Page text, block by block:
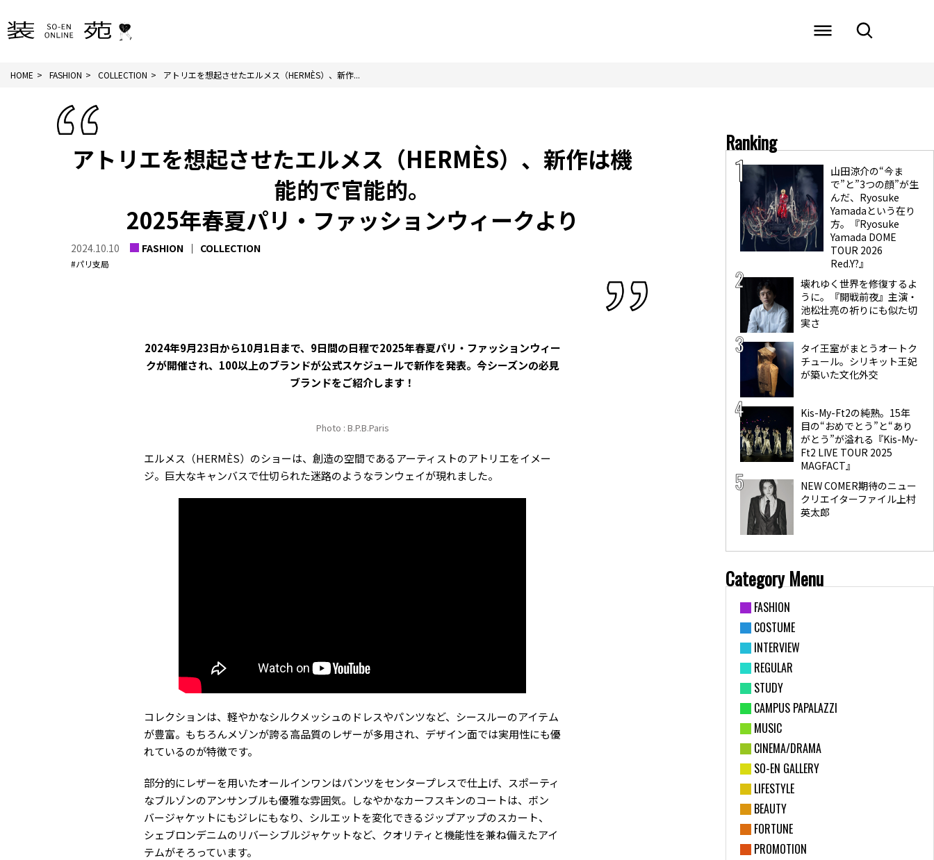
HOME FASHION COLLECTION アトリエを想起させたエルメス（HERMÈS）、新作...
アトリエを想起させたエルメス（HERMÈS）、新作は機
能的で官能的。
2025年春夏パリ・ファッションウィークより
2024.10.10 FASHION COLLECTION
#パリ支局
2024年9月23日から10月1日まで、9日間の日程で2025年春夏パリ・ファッションウィー
クが開催され、100以上のブランドが公式スケジュールで新作を発表。今シーズンの必見
ブランドをご紹介します！
Photo : B.P.B.Paris
エルメス（HERMÈS）のショーは、創造の空間であるアーティストのアトリエをイメー
ジ。巨大なキャンバスで仕切られた迷路のようなランウェイが現れました。
コレクションは、軽やかなシルクメッシュのドレスやパンツなど、シースルーのアイテム
が豊富。もちろんメゾンが誇る高品質のレザーが多用され、デザイン面では実用性にも優
れているのが特徴です。
部分的にレザーを用いたオールインワンはパンツをセンタープレスで仕上げ、スポーティ
なブルゾンのアンサンブルも優雅な雰囲気。しなやかなカーフスキンのコートは、ボン
バージャケットにもジレにもなり、シルエットを変化できるジップアップのスカート、
シェブロンデニムのリバーシブルジャケットなど、クオリティと機能性を兼ね備えたアイ
テムがそろっています。
Ranking
山田涼介の“今ま
で”と”3つの顔”が生
んだ、Ryosuke
Yamadaという在り
方。『Ryosuke
Yamada DOME
TOUR 2026
Red.Y?』
壊れゆく世界を修復するよ
うに。『開戦前夜』主演・
池松壮亮の祈りにも似た切
実さ
タイ王室がまとうオートク
チュール。シリキット王妃
が築いた文化外交
Kis-My-Ft2の純熟。15年
目の“おめでとう”と“あり
がとう”が溢れる『Kis-My-
Ft2 LIVE TOUR 2025
MAGFACT』
NEW COMER期待のニュー
クリエイターファイル上村
英太郎
Category Menu
FASHION
COSTUME
INTERVIEW
REGULAR
STUDY
CAMPUS PAPALAZZI
MUSIC
CINEMA/DRAMA
SO-EN GALLERY
LIFESTYLE
BEAUTY
FORTUNE
PROMOTION